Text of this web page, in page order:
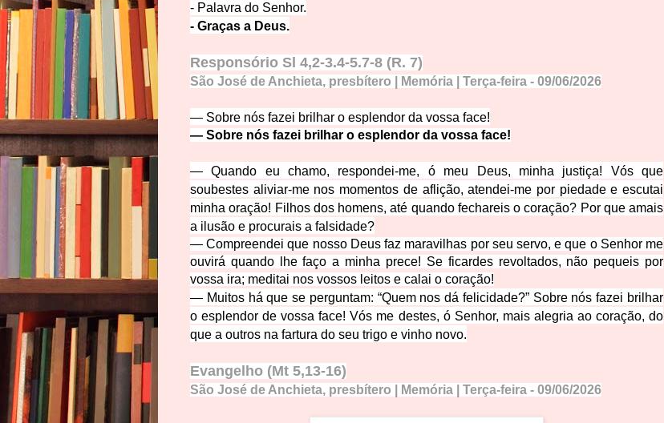
- Palavra do Senhor.
- Graças a Deus.
Responsório Sl 4,2-3.4-5.7-8 (R. 7)
São José de Anchieta, presbítero | Memória | Terça-feira - 09/06/2026
— Sobre nós fazei brilhar o esplendor da vossa face!
— Sobre nós fazei brilhar o esplendor da vossa face!
— Quando eu chamo, respondei-me, ó meu Deus, minha justiça! Vós que
soubestes aliviar-me nos momentos de aflição, atendei-me por piedade e escutai
minha oração! Filhos dos homens, até quando fechareis o coração? Por que amais
a ilusão e procurais a falsidade?
— Compreendei que nosso Deus faz maravilhas por seu servo, e que o Senhor me
ouvirá quando lhe faço a minha prece! Se ficardes revoltados, não pequeis por
vossa ira; meditai nos vossos leitos e calai o coração!
— Muitos há que se perguntam: “Quem nos dá felicidade?” Sobre nós fazei brilhar
o esplendor de vossa face!Vós me destes, ó Senhor, mais alegria ao coração, do
que a outros na fartura do seu trigo e vinho novo.
Evangelho (Mt 5,13-16)
São José de Anchieta, presbítero | Memória | Terça-feira - 09/06/2026